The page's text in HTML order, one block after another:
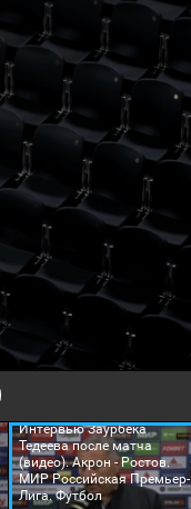
Интервью Заурбека
Тедеева после матча
(видео). Акрон - Ростов.
МИР Российская Премьер-
Лига. Футбол